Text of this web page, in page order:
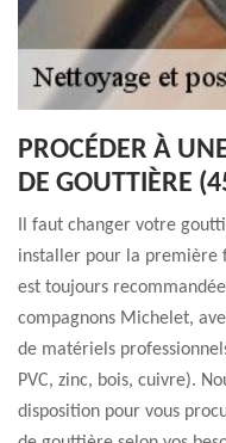
PROCÉDER À
DE GOUTTIÈRE
Il faut changer votre
installer pour la première
est toujours
compagnons Michelet,
de matériels
PVC, zinc, bois, cuivre).
disposition pour vous